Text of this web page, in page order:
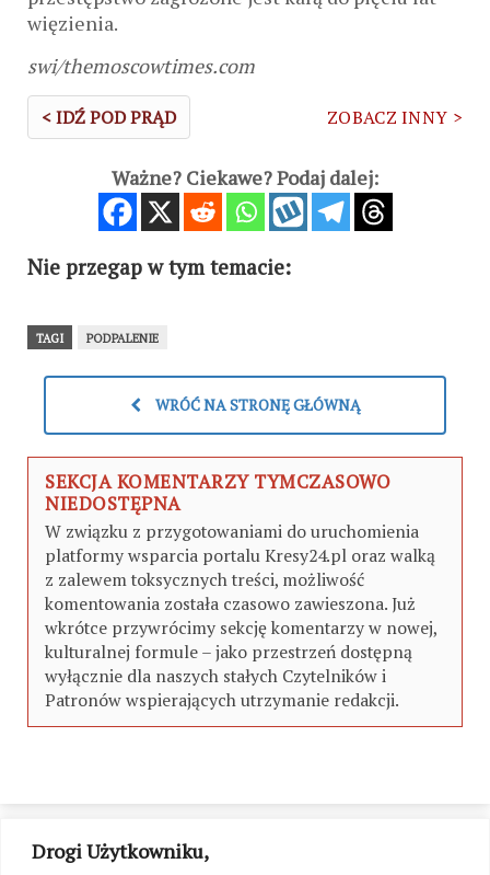
Drogi Użytkowniku,
więzienia.
swi/themoscowtimes.com
< IDŹ POD PRĄD ZOBACZ INNY >
Ważne? Ciekawe? Podaj dalej:
Nie przegap w tym temacie:
TAGI PODPALENIE
WRÓĆ NA STRONĘ GŁÓWNĄ
SEKCJA KOMENTARZY TYMCZASOWO
NIEDOSTĘPNA
W związku z przygotowaniami do uruchomienia
platformy wsparcia portalu Kresy24.pl oraz walką
z zalewem toksycznych treści, możliwość
komentowania została czasowo zawieszona. Już
wkrótce przywrócimy sekcję komentarzy w nowej,
kulturalnej formule – jako przestrzeń dostępną
wyłącznie dla naszych stałych Czytelników i
Patronów wspierających utrzymanie redakcji.